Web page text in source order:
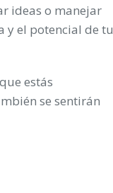
ideas o manejar
y el potencial de tu
que estás
se sentirán